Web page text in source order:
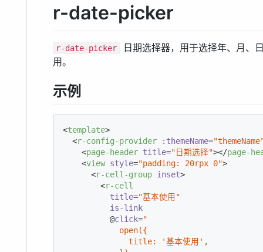
r-date-picker
r-date-picker
日期选择器，用于选择年、月、
用。
示例
<template>
<r-config-provider :themeName=
<page-header title="日期选择"></page-
<view style="padding: 20rpx 0">
<r-cell-group inset>
<r-cell
title="基本使用"
is-link
          @
click="
            open({
              title: '基本使用',